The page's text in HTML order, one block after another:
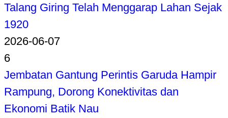
Talang Giring Telah Menggarap Lahan Sejak
1920
2026-06-07
6
Jembatan Gantung Perintis Garuda Hampir
Rampung, Dorong Konektivitas dan
Ekonomi Batik Nau